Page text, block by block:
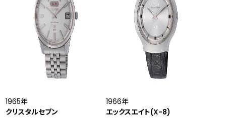
1965年
クリスタルセブン
1966年
エックスエイト(X-8)